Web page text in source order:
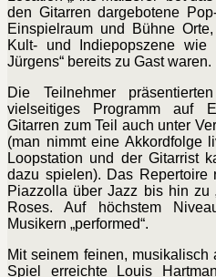
den Gitarren dargebotene
Einspielraum und Bühne
Kult- und Indiepopszene wie
Jürgens“ bereits zu Gast waren.
Die Teilnehmer
vielseitiges Programm auf
Gitarren zum Teil auch unter
(man nimmt eine Akkordfolge
Loopstation und der Gitarrist
dazu spielen). Das Repertoire
Piazzolla über Jazz bis hin zu
Roses. Auf höchstem
Musikern „performed“.
Mit seinem feinen, musikalisch
Spiel erreichte Louis